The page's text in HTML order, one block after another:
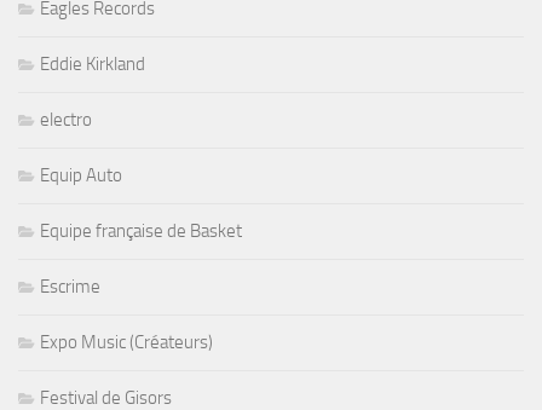
Eagles Records
Eddie Kirkland
electro
Equip Auto
Equipe française de Basket
Escrime
Expo Music (Créateurs)
Festival de Gisors